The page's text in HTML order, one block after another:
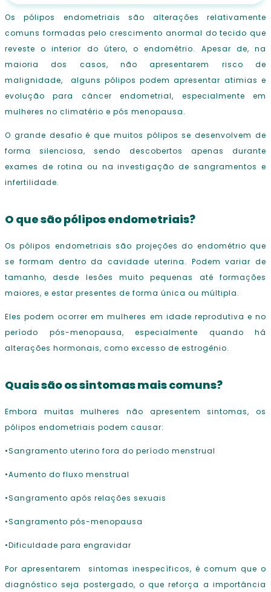
Os pólipos endometriais são alterações relativamente
comuns formadas pelo crescimento anormal do tecido que
reveste o interior do útero, o endométrio. Apesar de, na
maioria dos casos, não apresentarem risco de
malignidade,
alguns pólipos podem apresentar atimias e
evolução para câncer endometrial, especialmente em
mulheres no climatério e pós menopausa.
O grande desafio é que muitos pólipos se desenvolvem de
forma silenciosa, sendo descobertos apenas durante
exames de rotina ou na investigação de sangramentos e
infertilidade.
O que são pólipos endometriais?
Os pólipos endometriais são projeções do endométrio que
se formam dentro da cavidade uterina. Podem variar de
tamanho, desde lesões muito pequenas até formações
maiores, e estar presentes de forma única ou múltipla.
Eles podem ocorrer em mulheres em idade reprodutiva e no
período pós-menopausa, especialmente quando há
alterações hormonais, como excesso de estrogênio.
Quais são os sintomas mais comuns?
Embora muitas mulheres não apresentem sintomas, os
pólipos endometriais podem causar:
•Sangramento uterino fora do período menstrual
•Aumento do fluxo menstrual
•Sangramento após relações sexuais
•Sangramento pós-menopausa
•Dificuldade para engravidar
Por apresentarem
sintomas inespecíficos, é comum que o
diagnóstico seja postergado, o que reforça a importância